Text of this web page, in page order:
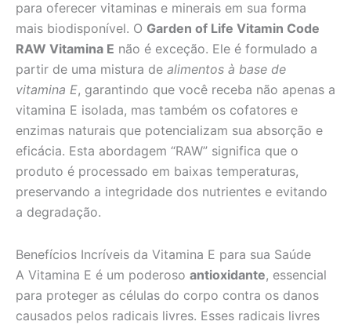
para oferecer vitaminas e minerais em sua forma
mais biodisponível. O Garden of Life Vitamin Code
RAW Vitamina E não é exceção. Ele é formulado a
partir de uma mistura de alimentos à base de
vitamina E, garantindo que você receba não apenas a
vitamina E isolada, mas também os cofatores e
enzimas naturais que potencializam sua absorção e
eficácia. Esta abordagem “RAW” significa que o
produto é processado em baixas temperaturas,
preservando a integridade dos nutrientes e evitando
a degradação.
Benefícios Incríveis da Vitamina E para sua Saúde
A Vitamina E é um poderoso antioxidante, essencial
para proteger as células do corpo contra os danos
causados pelos radicais livres. Esses radicais livres